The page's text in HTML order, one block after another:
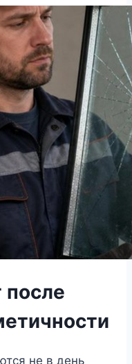
после
не в день